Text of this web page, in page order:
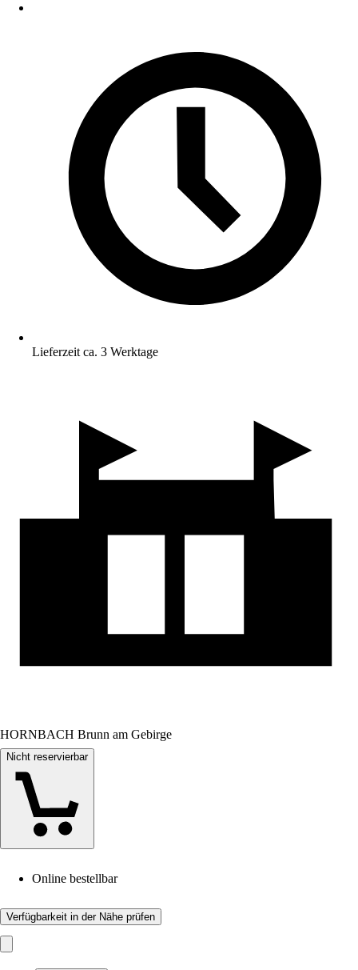
Lieferzeit ca. 3 Werktage
HORNBACH Brunn am Gebirge
Nicht reservierbar
Online bestellbar
Verfügbarkeit in der Nähe prüfen